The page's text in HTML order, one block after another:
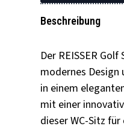
Beschreibung
Der REISSER
modernes
in einem
mit einer
dieser WC-Sitz